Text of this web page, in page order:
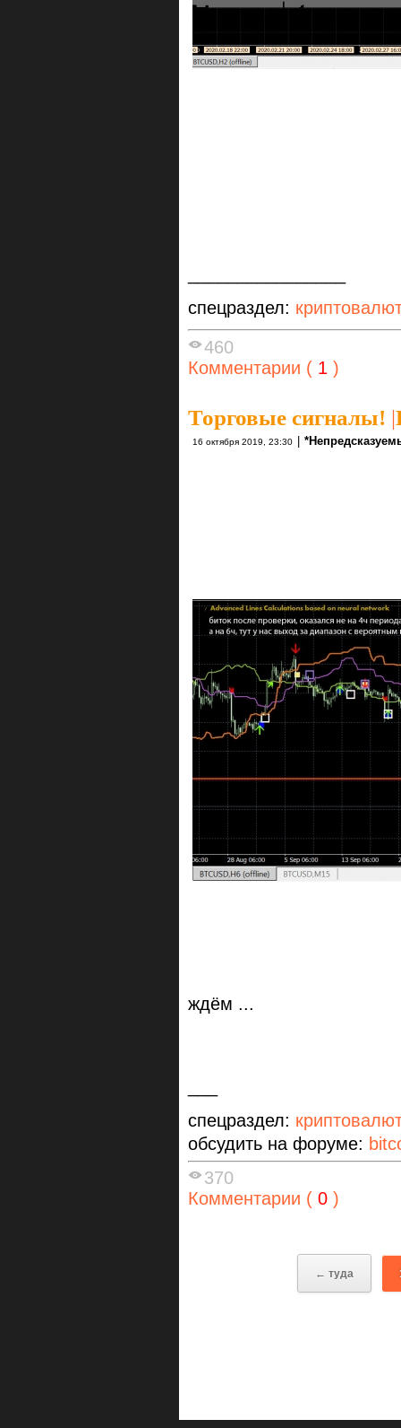
спецраздел:
460
Комментарии ( 1 )
Торговые сигналы! |
16 октября 2019, 23:30
ждём ...
спецраздел:
обсудить на форуме:
370
Комментарии ( 0 )
← туда